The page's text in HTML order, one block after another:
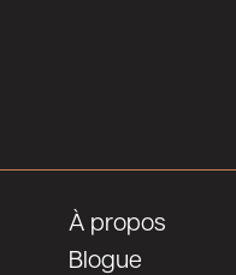
À propos
Blogue